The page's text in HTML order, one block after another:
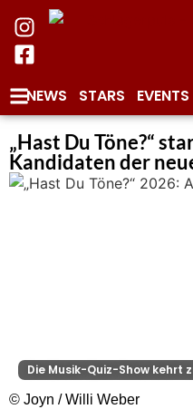
NEWS STARS EVENTS
„Hast Du Töne?“
Kandidaten der
Die Musik-Quiz-Show kehrt
© Joyn / Willi Weber